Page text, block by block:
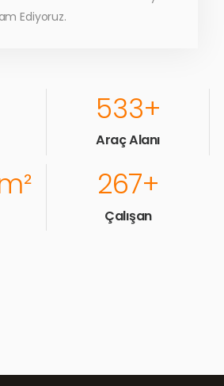
Ediyoruz.
733+
Araç Alanı
367+
Çalışan